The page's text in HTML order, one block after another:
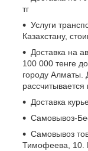
тг
Услуги
Казахстану,
Доставка на
100 000 тенге
городу Алматы.
рассчитывается
Доставка
Самовывоз-
Самовывоз
Тимофеева, 10.